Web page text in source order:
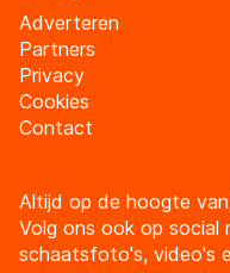
Adverteren
Partners
Privacy
Cookies
Contact
Altijd op de hoogte
Volg ons ook op social
schaatsfoto's, video's